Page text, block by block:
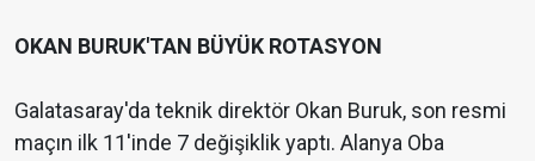
OKAN BURUK'TAN BÜYÜK ROTASYON
Galatasaray'da teknik direktör Okan Buruk, son resmi
maçın ilk 11'inde 7 değişiklik yaptı. Alanya Oba